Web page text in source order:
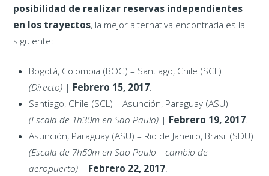
posibilidad de realizar reservas independientes
en los trayectos, la mejor alternativa encontrada es la
siguiente:
Bogotá, Colombia (BOG) – Santiago, Chile (SCL)
(Directo)| Febrero 15, 2017.
Santiago, Chile (SCL) – Asunción, Paraguay (ASU)
(Escala de 1h30m en Sao Paulo)| Febrero 19, 2017.
Asunción, Paraguay (ASU) – Rio de Janeiro, Brasil (SDU)
(Escala de 7h50m en Sao Paulo – cambio de
aeropuerto)| Febrero 22, 2017.